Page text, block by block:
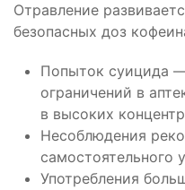
Отравление
безопасных доз
Попыток суицида
ограничений в
в высоких
Несоблюдения
самостоятельного
Употребления